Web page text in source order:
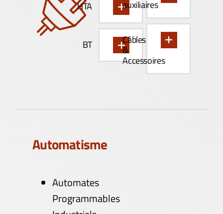
HTA
BT
auxiliaires
Câbles
&
Accessoires
Automatisme
Automates
Programmables